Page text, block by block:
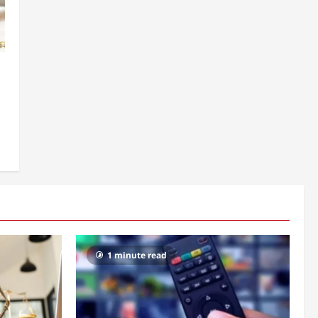
1 minute read